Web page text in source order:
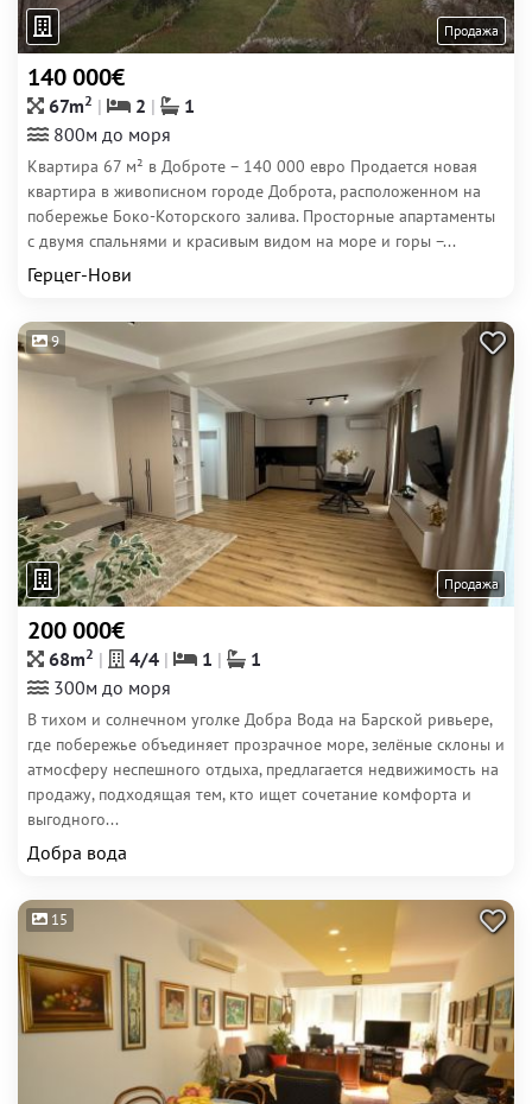
Продажа
140 000€
67m2 2
1
800м до моря
Квартира 67 м² в Доброте – 140 000 евро Продается новая
квартира в живописном городе Доброта, расположенном на
побережье Боко-Которского залива. Просторные апартаменты
с двумя спальнями и красивым видом на море и горы –...
Герцег-Нови
9
Продажа
200 000€
68m2 4/4 1
1
300м до моря
В тихом и солнечном уголке Добра Вода на Барской ривьере,
где побережье объединяет прозрачное море, зелёные склоны и
атмосферу неспешного отдыха, предлагается недвижимость на
продажу, подходящая тем, кто ищет сочетание комфорта и
выгодного...
Добра вода
15